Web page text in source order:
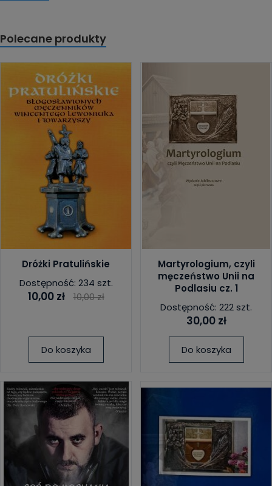
Polecane produkty
Dróżki Pratulińskie
Dostępność: 234 szt.
10,00 zł 10,00 zł
Do koszyka
Martyrologium, czyli
męczeństwo Unii na
Podlasiu cz. 1
Dostępność: 222 szt.
30,00 zł
Do koszyka